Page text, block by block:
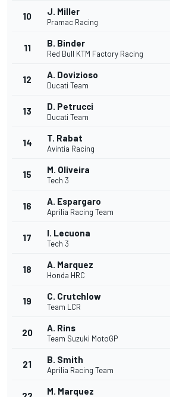
10 J. Miller
Pramac Racing
11 B. Binder
Red Bull KTM Factory Racing
12 A. Dovizioso
Ducati Team
13 D. Petrucci
Ducati Team
14 T. Rabat
Avintia Racing
15 M. Oliveira
Tech 3
16 A. Espargaro
Aprilia Racing Team
17 I. Lecuona
Tech 3
18 A. Marquez
Honda HRC
19 C. Crutchlow
Team LCR
20 A. Rins
Team Suzuki MotoGP
21 B. Smith
Aprilia Racing Team
M. Marquez